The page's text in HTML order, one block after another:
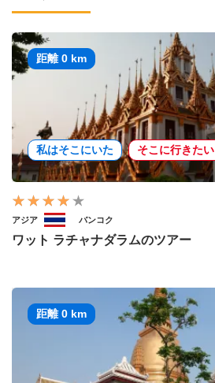
距離 0 km
私はそこにいた そこに行きたい
アジア バンコク
ワット ラチャナダラムのツアー
距離 0 km